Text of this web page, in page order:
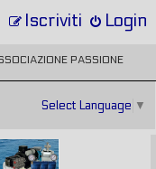
Login
Iscriviti
PASSIONE
Select Language ▼